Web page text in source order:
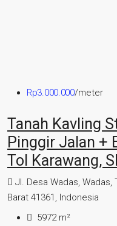
Rp3.000.000/meter
Tanah Kavling
Pinggir Jalan +
Tol Karawang,
Jl. Desa Wadas, Wadas,
Barat 41361, Indonesia
5972m²